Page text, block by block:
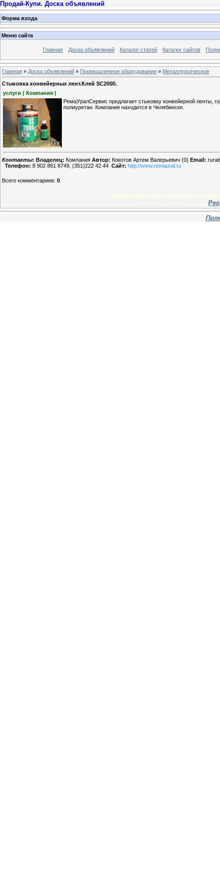
Продай-Купи. Доска объявлений
Форма входа
Меню сайта
Главная Доска объявлений Каталог статей Каталог сайтов
Главная » Доска объявлений » Промышленное оборудование » Металлургическое
Стыковка конвейерных лент.Клей SC2000.
услуги | Компания |
РемаУралСервис предлагает стыковку конвейерной ленты,
полиуретан. Компания находится в Челябинске.
Контакты: Владелец: Компания Автор: Кокотов Артем Валерьевич (0) Email:
Телефон: 8 902 861 8749, (351)222 42 44 Сайт: http://www.remaural.ru
Всего комментариев: 0